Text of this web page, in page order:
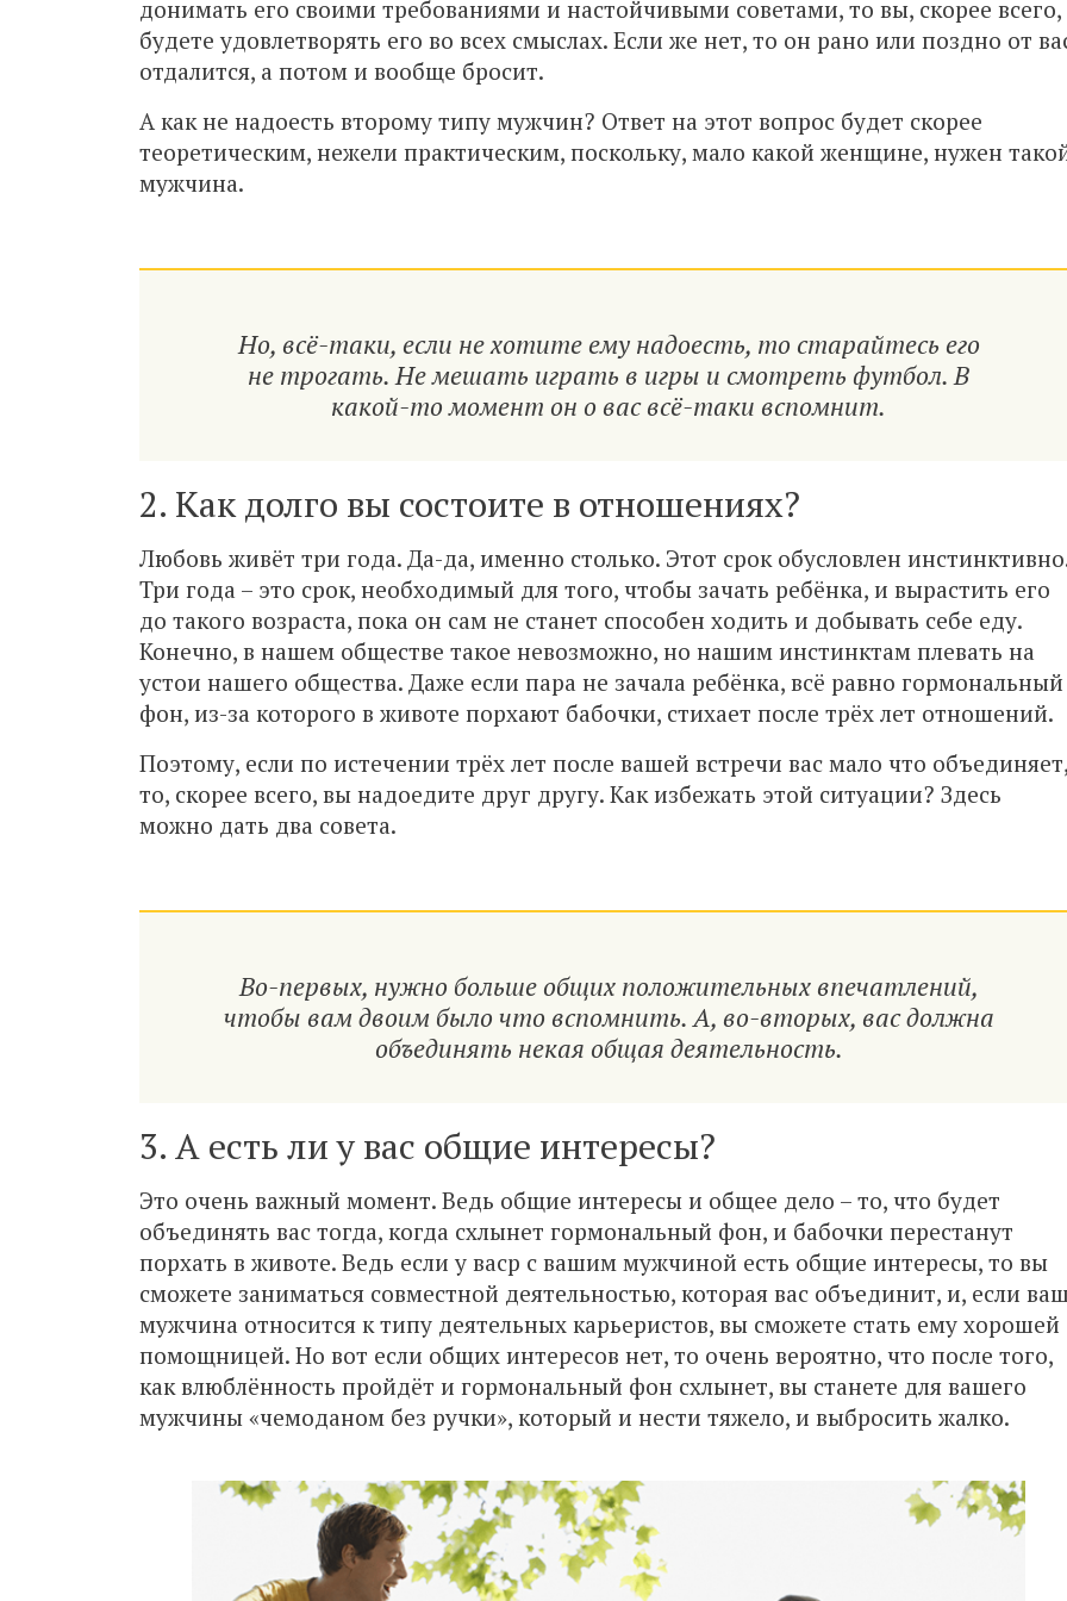
донимать его своими требованиями и настойчивыми советами, то вы, скорее всего,
будете удовлетворять его во всех смыслах. Если же нет, то он рано или поздно от
отдалится, а потом и вообще бросит.
А как не надоесть второму типу мужчин? Ответ на этот вопрос будет скорее
теоретическим, нежели практическим, поскольку, мало какой женщине, нужен
мужчина.
Но, всё-таки, если не хотите ему надоесть, то старайтесь его
не трогать. Не мешать играть в игры и смотреть футбол. В
какой-то момент он о вас всё-таки вспомнит.
2. Как долго вы состоите в отношениях?
Любовь живёт три года. Да-да, именно столько. Этот срок обусловлен
Три года – это срок, необходимый для того, чтобы зачать ребёнка, и вырастить его
до такого возраста, пока он сам не станет способен ходить и добывать себе еду.
Конечно, в нашем обществе такое невозможно, но нашим инстинктам плевать на
устои нашего общества. Даже если пара не зачала ребёнка, всё равно гормональный
фон, из-за которого в животе порхают бабочки, стихает после трёх лет отношений.
Поэтому, если по истечении трёх лет после вашей встречи вас мало что объединяет,
то, скорее всего, вы надоедите друг другу. Как избежать этой ситуации? Здесь
можно дать два совета.
Во-первых, нужно больше общих положительных впечатлений,
чтобы вам двоим было что вспомнить. А, во-вторых, вас должна
объединять некая общая деятельность.
3. А есть ли у вас общие интересы?
Это очень важный момент. Ведь общие интересы и общее дело – то, что будет
объединять вас тогда, когда схлынет гормональный фон, и бабочки перестанут
порхать в животе. Ведь если у васр с вашим мужчиной есть общие интересы, то вы
сможете заниматься совместной деятельностью, которая вас объединит, и, если
мужчина относится к типу деятельных карьеристов, вы сможете стать ему хорошей
помощницей. Но вот если общих интересов нет, то очень вероятно, что после того,
как влюблённость пройдёт и гормональный фон схлынет, вы станете для вашего
мужчины «чемоданом без ручки», который и нести тяжело, и выбросить жалко.